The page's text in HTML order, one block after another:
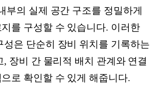
부의 실제 공간 구조를 정밀하게
를 구성할 수 있습니다. 이러한
성은 단순히 장비 위치를 기록하는
, 장비 간 물리적 배치 관계와 연결
로 확인할 수 있게 해줍니다.